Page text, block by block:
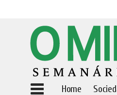
Home